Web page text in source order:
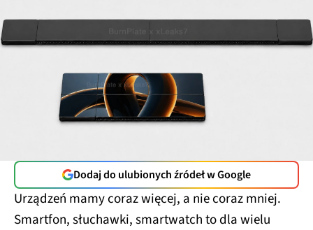
Dodaj do ulubionych źródeł w Google
Urządzeń mamy coraz więcej, a nie coraz mniej.
Smartfon, słuchawki, smartwatch to dla wielu